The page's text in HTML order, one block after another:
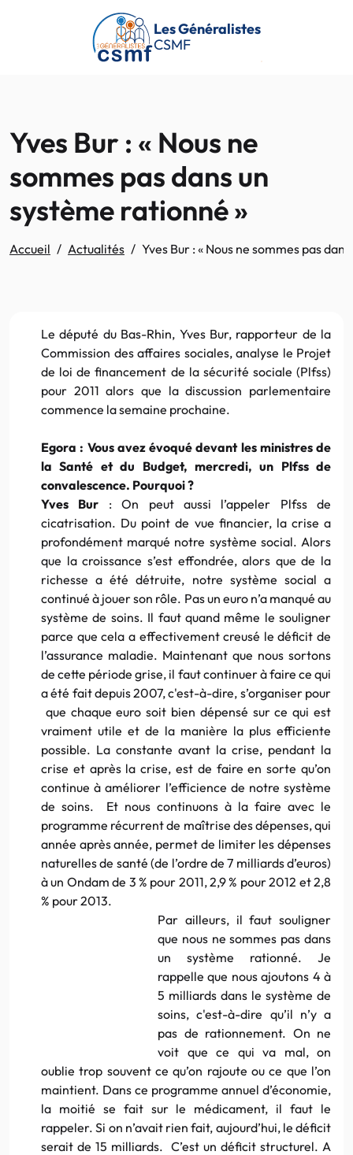
Passer au contenu principal
Les Généralistes
CSMF
Yves Bur : « Nous ne
sommes pas dans un
système rationné »
Accueil Actualités Yves Bur : « Nous ne sommes pas
Le député du Bas-Rhin, Yves Bur, rapporteur de la
Commission des affaires sociales, analyse le Projet
de loi de financement de la sécurité sociale (Plfss)
pour 2011 alors que la discussion parlementaire
commence la semaine prochaine.
Egora : Vous avez évoqué devant les ministres de
la Santé et du Budget, mercredi, un Plfss de
convalescence. Pourquoi ?
Yves Bur : On peut aussi l’appeler Plfss de
cicatrisation. Du point de vue financier, la crise a
profondément marqué notre système social. Alors
que la croissance s’est effondrée, alors que de la
richesse a été détruite, notre système social a
continué à jouer son rôle. Pas un euro n’a manqué au
système de soins. Il faut quand même le souligner
parce que cela a effectivement creusé le déficit de
l’assurance maladie. Maintenant que nous sortons
de cette période grise, il faut continuer à faire ce qui
a été fait depuis 2007, c'est-à-dire, s’organiser pour
que chaque euro soit bien dépensé sur ce qui est
vraiment utile et de la manière la plus efficiente
possible. La constante avant la crise, pendant la
crise et après la crise, est de faire en sorte qu’on
continue à améliorer l’efficience de notre système
de soins. Et nous continuons à la faire avec le
programme récurrent de maîtrise des dépenses, qui
année après année, permet de limiter les dépenses
naturelles de santé (de l’ordre de 7 milliards d’euros)
à un Ondam de 3 % pour 2011, 2,9 % pour 2012 et 2,8
% pour 2013.
Par ailleurs, il faut souligner
que nous ne sommes pas dans
un système rationné. Je
rappelle que nous ajoutons 4 à
5 milliards dans le système de
soins, c'est-à-dire qu’il n’y a
pas de rationnement. On ne
voit que ce qui va mal, on
oublie trop souvent ce qu’on rajoute ou ce que l’on
maintient. Dans ce programme annuel d’économie,
la moitié se fait sur le médicament, il faut le
rappeler. Si on n’avait rien fait, aujourd’hui, le déficit
serait de 15 milliards. C’est un déficit structurel. A